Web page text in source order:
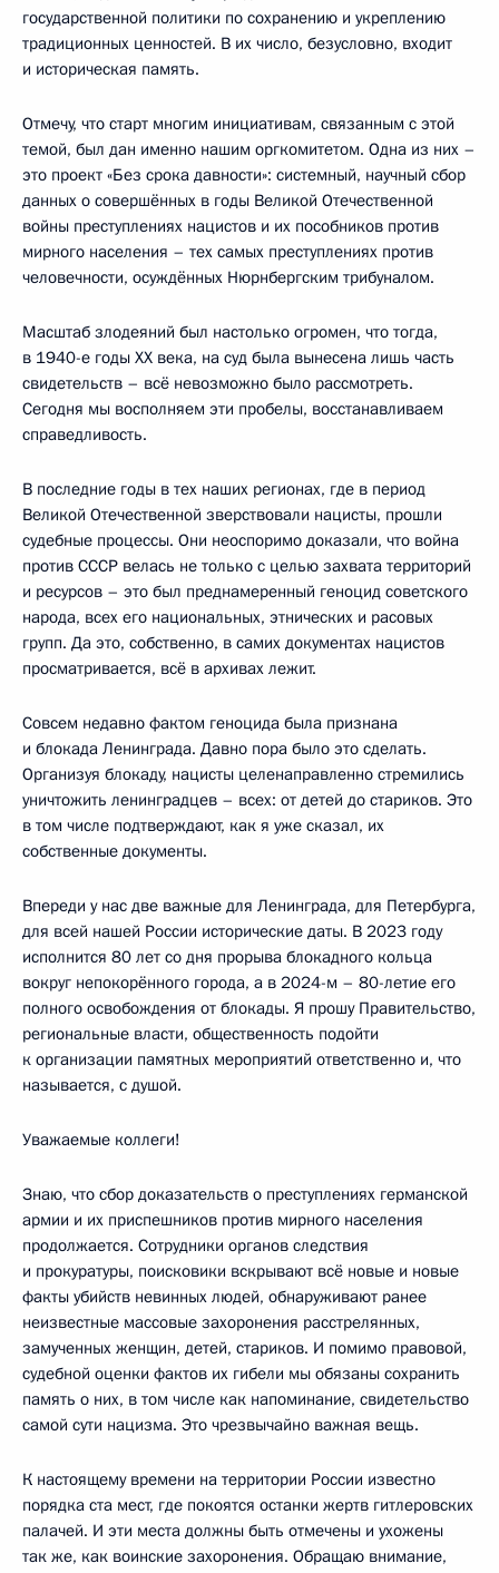
государственной политики по сохранению и укреплению
традиционных ценностей. В их число, безусловно, входит
и историческая память.
Отмечу, что старт многим инициативам, связанным с этой
темой, был дан именно нашим оргкомитетом. Одна из них –
это проект «Без срока давности»: системный, научный сбор
данных о совершённых в годы Великой Отечественной
войны преступлениях нацистов и их пособников против
мирного населения – тех самых преступлениях против
человечности, осуждённых Нюрнбергским трибуналом.
Масштаб злодеяний был настолько огромен, что тогда,
в 1940-е годы ХХ века, на суд была вынесена лишь часть
свидетельств – всё невозможно было рассмотреть.
Сегодня мы восполняем эти пробелы, восстанавливаем
справедливость.
В последние годы в тех наших регионах, где в период
Великой Отечественной зверствовали нацисты, прошли
судебные процессы. Они неоспоримо доказали, что война
против СССР велась не только с целью захвата территорий
и ресурсов – это был преднамеренный геноцид советского
народа, всех его национальных, этнических и расовых
групп. Да это, собственно, в самих документах нацистов
просматривается, всё в архивах лежит.
Совсем недавно фактом геноцида была признана
и блокада Ленинграда. Давно пора было это сделать.
Организуя блокаду, нацисты целенаправленно стремились
уничтожить ленинградцев – всех: от детей до стариков. Это
в том числе подтверждают, как я уже сказал, их
собственные документы.
Впереди у нас две важные для Ленинграда, для Петербурга,
для всей нашей России исторические даты. В 2023 году
исполнится 80 лет со дня прорыва блокадного кольца
вокруг непокорённого города, а в 2024-м – 80-летие его
полного освобождения от блокады. Я прошу Правительство,
региональные власти, общественность подойти
к организации памятных мероприятий ответственно и, что
называется, с душой.
Уважаемые коллеги!
Знаю, что сбор доказательств о преступлениях германской
армии и их приспешников против мирного населения
продолжается. Сотрудники органов следствия
и прокуратуры, поисковики вскрывают всё новые и новые
факты убийств невинных людей, обнаруживают ранее
неизвестные массовые захоронения расстрелянных,
замученных женщин, детей, стариков. И помимо правовой,
судебной оценки фактов их гибели мы обязаны сохранить
память о них, в том числе как напоминание, свидетельство
самой сути нацизма. Это чрезвычайно важная вещь.
К настоящему времени на территории России известно
порядка ста мест, где покоятся останки жертв гитлеровских
палачей. И эти места должны быть отмечены и ухожены
так же, как воинские захоронения. Обращаю внимание,